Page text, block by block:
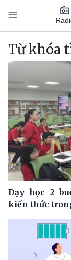
Nhảy đến nội dung
Main
Từ khóa
Dạy học 2
kiến thức